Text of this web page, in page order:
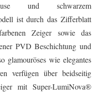
und schwarzem
ist durch das Zifferblatt
Zeiger sowie das
PVD Beschichtung und
glamouröses wie elegantes
verfügen über beidseitig
mit Super-LumiNova®